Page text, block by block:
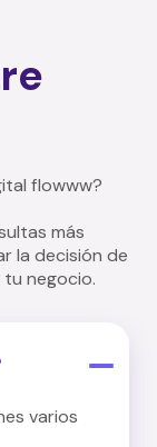
flowww?
más
la decisión de
negocio.
varios